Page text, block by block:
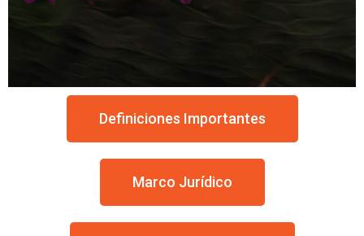
Definiciones Importantes
Marco Jurídico